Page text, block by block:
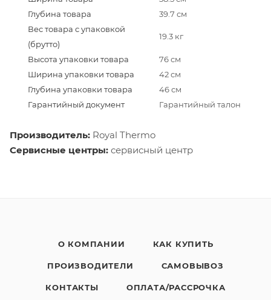
Глубина товара
39.7 см
Вес товара с упаковкой
(брутто)
19.3 кг
Высота упаковки товара
76 см
Ширина упаковки товара
42 см
Глубина упаковки товара
46 см
Гарантийный документ
Гарантийный талон
Производитель: Royal Thermo
Сервисные центры: сервисный центр
О КОМПАНИИ КАК КУПИТЬ
ПРОИЗВОДИТЕЛИ САМОВЫВОЗ
КОНТАКТЫ ОПЛАТА/РАССРОЧКА